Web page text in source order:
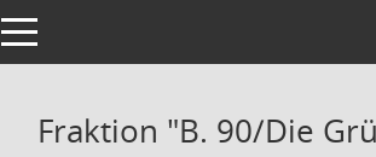
Toggle navigation
Fraktion "B. 90/Die